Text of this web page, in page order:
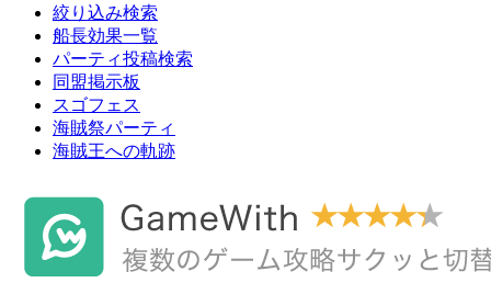
絞り込み検索
船長効果一覧
パーティ投稿検索
同盟掲示板
スゴフェス
海賊祭パーティ
海賊王への軌跡